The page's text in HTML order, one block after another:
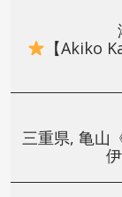
【Akiko
三重県, 亀山